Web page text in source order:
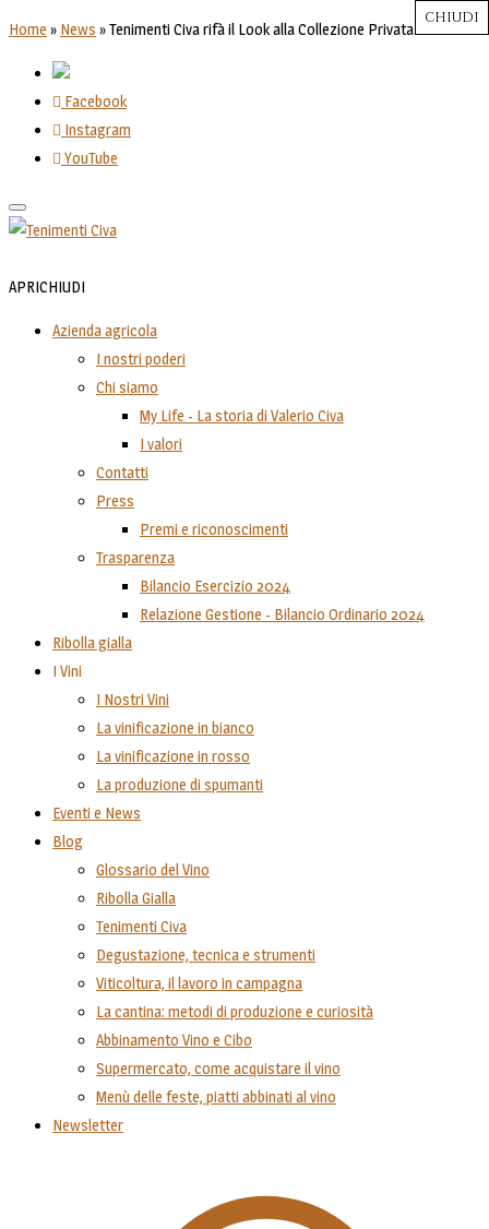
Home » News »Tenimenti Civa rifà il Look alla Collezione Privata
Facebook
Instagram
YouTube
Toggle
navigation
APRICHIUDI
Azienda agricola
I nostri poderi
Chi siamo
My Life - La storia di Valerio Civa
I valori
Contatti
Press
Premi e riconoscimenti
Trasparenza
Bilancio Esercizio 2024
Relazione Gestione - Bilancio Ordinario 2024
Ribolla gialla
I Vini
I Nostri Vini
La vinificazione in bianco
La vinificazione in rosso
La produzione di spumanti
Eventi e News
Blog
Glossario del Vino
Ribolla Gialla
Tenimenti Civa
Degustazione, tecnica e strumenti
Viticoltura, il lavoro in campagna
La cantina: metodi di produzione e curiosità
Abbinamento Vino e Cibo
Supermercato, come acquistare il vino
Menù delle feste, piatti abbinati al vino
Newsletter
Close
Close
Close
Close
CHIUDI
CHIUDI
CHIUDI
CHIUDI
CHIUDI